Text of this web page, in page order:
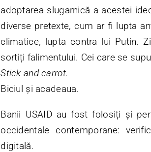
adoptarea slugarnică a acestei
diverse pretexte, cum ar fi lupta
climatice, lupta contra lui Putin.
sortiți falimentului. Cei care se
Stick and carrot.
Biciul și acadeaua.
Banii USAID au fost folosiți și
occidentale contemporane:
digitală.